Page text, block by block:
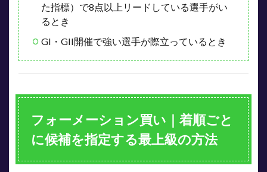
た指標）で8点以上リードしている選手がい
るとき
GI・GII開催で強い選手が際立っているとき
フォーメーション買い｜着順ごと
に候補を指定する最上級の方法